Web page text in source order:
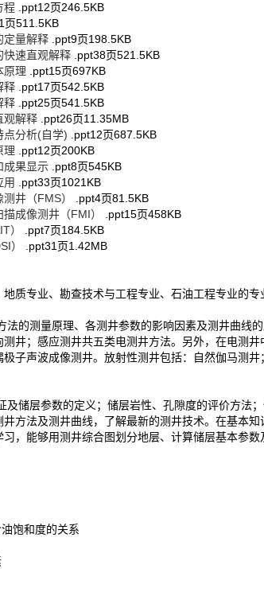
程 .ppt12页246.5KB
页511.5KB
定量解释 .ppt9页198.5KB
快速直观解释 .ppt38页521.5KB
原理 .ppt15页697KB
释 .ppt17页542.5KB
释 .ppt25页541.5KB
观解释 .ppt26页11.35MB
点分析(自学) .ppt12页687.5KB
理 .ppt12页200KB
成果显示 .ppt8页545KB
用 .ppt33页1021KB
井（FMS） .ppt4页81.5KB
成像测井（FMI） .ppt15页458KB
） .ppt7页184.5KB
） .ppt31页1.42MB
质专业、勘查技术与工程专业、石油工程专业的
测量原理、各测井参数的影响因素及测井曲线的
井；感应测井共五类电测井方法。另外，在电测
子声波成像测井。放射性测井包括：自然伽马测
层参数的定义；储层岩性、孔隙度的评价方法；
方法及测井曲线，了解最新的测井技术。在基本
，能够用测井综合图划分地层、计算储层基本参数
饱和度的关系